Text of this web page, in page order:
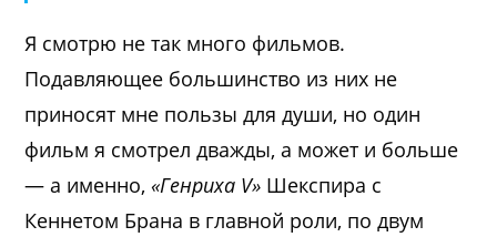
Я смотрю не так много фильмов.
Подавляющее большинство из них не
приносят мне пользы для души, но один
фильм я смотрел дважды, а может и больше
— а именно,«Генриха V» Шекспира с
Кеннетом Брана в главной роли, по двум